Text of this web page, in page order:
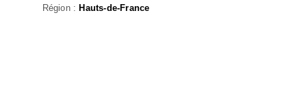
Région : Hauts-de-France